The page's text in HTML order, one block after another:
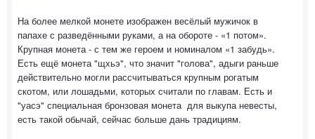
На более мелкой монете изображен весёлый мужичок в
папахе с разведёнными руками, а на обороте - «1 потом».
Крупная монета - с тем же героем и номиналом «1 забудь».
Есть ещё монета "щхьэ", что значит "голова", адыги раньше
действительно могли рассчитываться крупным рогатым
скотом, или лошадьми, которых считали по главам. Есть и
"уасэ" специальная бронзовая монета для выкупа невесты,
есть такой обычай, сейчас больше дань традициям.